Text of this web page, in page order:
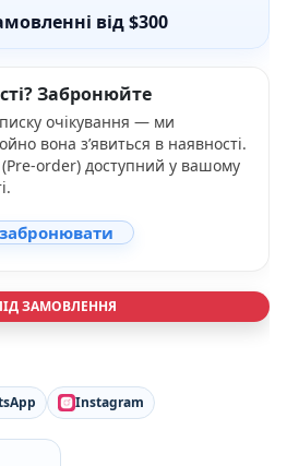
від $300
Забронюйте
очікування — ми
вона з’явиться в наявності.
(Pre-order) доступний у вашому
ЗАМОВЛЕННЯ
Instagram